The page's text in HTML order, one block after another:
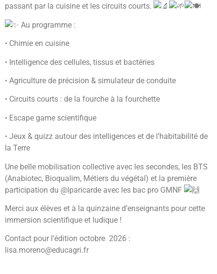
passant par la cuisine et les circuits courts.
Au programme :
• Chimie en cuisine
• Intelligence des cellules, tissus et bactéries
• Agriculture de précision & simulateur de conduite
• Circuits courts : de la fourche à la fourchette
• Escape game scientifique
• Jeux & quizz autour des intelligences et de l’habitabilité de
la Terre
Une belle mobilisation collective avec les secondes, les BTS
(Anabiotec, Bioqualim, Métiers du végétal) et la première
participation du @lparicarde avec les bac pro GMNF
Merci aux élèves et à la quinzaine d’enseignants pour cette
immersion scientifique et ludique !
Contact pour l’édition octobre 2026 :
lisa.moreno@educagri.fr